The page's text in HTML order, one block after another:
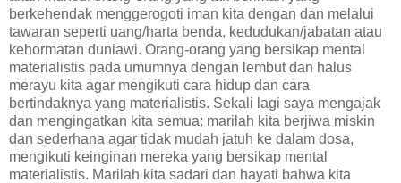
berkehendak menggerogoti iman kita dengan dan melalui
tawaran seperti uang/harta benda, kedudukan/jabatan atau
kehormatan duniawi. Orang-orang yang bersikap mental
materialistis pada umumnya dengan lembut dan halus
merayu kita agar mengikuti cara hidup dan cara
bertindaknya yang materialistis. Sekali lagi saya mengajak
dan mengingatkan kita semua: marilah kita berjiwa miskin
dan sederhana agar tidak mudah jatuh ke dalam dosa,
mengikuti keinginan mereka yang bersikap mental
materialistis. Marilah kita sadari dan hayati bahwa kita